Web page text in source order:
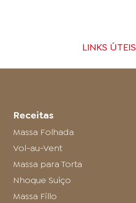
LINKS ÚTEIS
Receitas
Massa Folhada
Vol-au-Vent
Massa para Torta
Nhoque Suíço
Massa Fillo